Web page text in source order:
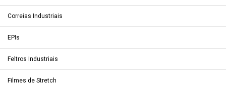
Correias Industriais
EPIs
Feltros Industriais
Filmes de Stretch